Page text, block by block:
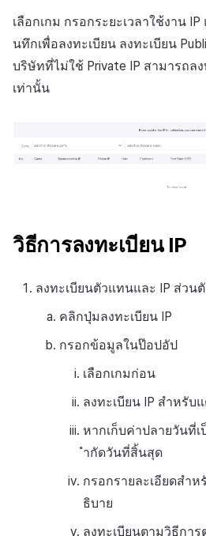
เลือกเกม กรอกระยะเวลาใช้งาน
นทึกเพื่อลงทะเบียน ลงทะเบียน
บริษัทที่ไม่ใช้ Private IP สามารถลง
เท่านั้น
วิธีการลงทะเบียน IP
ลงทะเบียนตัวแทนและ IP ส่วน
คลิกปุ่มลงทะเบียน IP
กรอกข้อมูลในป๊อปอัป
เลือกเกมก่อน
ลงทะเบียน IP สำหรับ
หากเก็บค่าปลายวันที่
ำกัดวันที่สิ้นสุด
กรอกรายละเอียดสำ
ธิบาย
ลงทะเบียนตามวิธีกา